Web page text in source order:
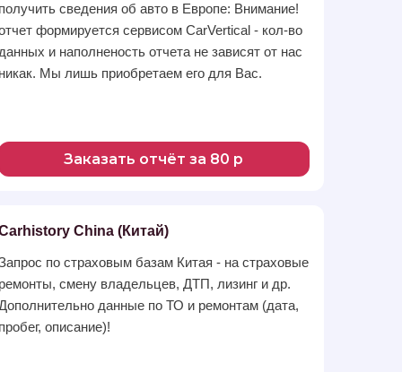
получить сведения об авто в Европе: Внимание!
формируется сервисом CarVertical - кол-во
данных и наполненость отчета не зависят от нас
никак. Мы лишь приобретаем его для Вас.
Заказать отчёт за 80 р
China (Китай)
по страховым базам Китая - на страховые
ремонты, смену владельцев, ДТП, лизинг и др.
данные по ТО и ремонтам (дата,
пробег, описание)!